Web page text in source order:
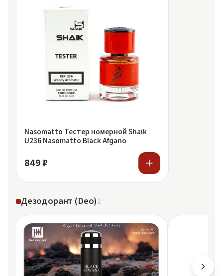
Nasomatto Тестер номерной Shaik
U236 Nasomatto Black Afgano
849 ₽
Дезодорант (Deo)2